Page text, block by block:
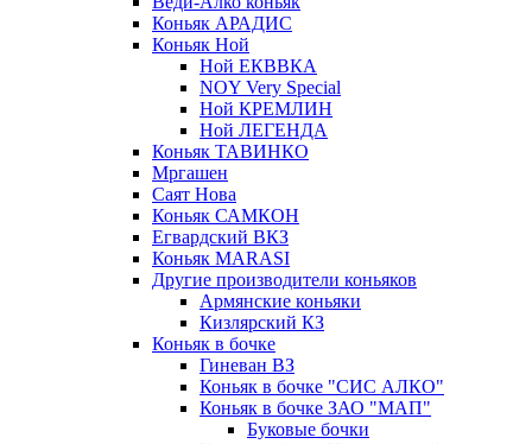
Коньяк АРАДИС
Коньяк Ной
Ной ЕКВВКА
NOY Very Special
Ной КРЕМЛИН
Ной ЛЕГЕНДА
Коньяк ТАВИНКО
Мргашен
Саят Нова
Коньяк САМКОН
Егвардский ВКЗ
Коньяк MARASI
Другие производители коньяков
Армянские коньяки
Кизлярский КЗ
Коньяк в бочке
Гиневан ВЗ
Коньяк в бочке "СИС АЛКО"
Коньяк в бочке ЗАО "МАП"
Буковые бочки